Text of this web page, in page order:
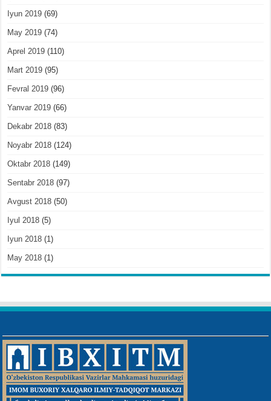
Iyun 2019 (69)
May 2019 (74)
Aprel 2019 (110)
Mart 2019 (95)
Fevral 2019 (96)
Yanvar 2019 (66)
Dekabr 2018 (83)
Noyabr 2018 (124)
Oktabr 2018 (149)
Sentabr 2018 (97)
Avgust 2018 (50)
Iyul 2018 (5)
Iyun 2018 (1)
May 2018 (1)